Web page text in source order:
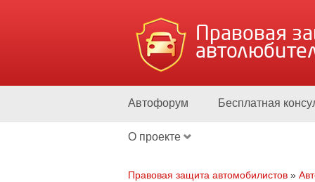
Правовая
Автофорум Бесплатная
О проекте
Правовая защита автомобилистов »